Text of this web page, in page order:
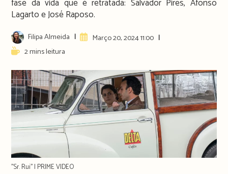
fase da vida que é retratada: Salvador Pires, Afonso
Lagarto e José Raposo.
Post
author:
Filipa Almeida
ArtigoMarço 20, 2024 11:00
Reading2 mins leitura
''Sr. Rui'' | PRIME VIDEO